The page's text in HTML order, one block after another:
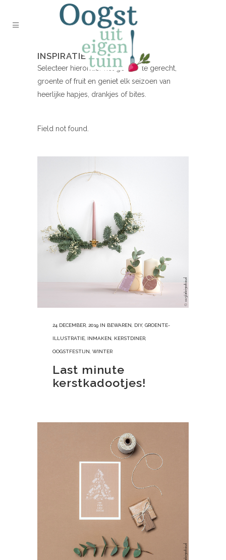
INSPIRATIE NODIG?
Selecteer hieronder het gewenste gerecht,
groente of fruit en geniet elk seizoen van
heerlijke hapjes, drankjes of bites.
Field not found.
24 DECEMBER, 2019 IN BEWAREN DIY, GROENTE-
ILLUSTRATIE INMAKEN KERSTDINER
OOGSTFESTIJN WINTER
Last minute
kerstkadootjes!